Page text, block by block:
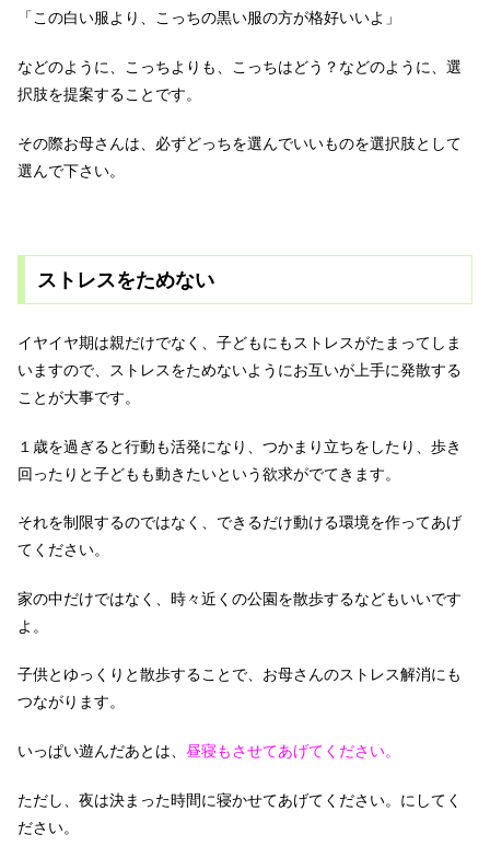
「この白い服より、こっちの黒い服の方が格好いいよ」
などのように、こっちよりも、こっちはどう？などのように、選
択肢を提案することです。
その際お母さんは、必ずどっちを選んでいいものを選択肢として
選んで下さい。
ストレスをためない
イヤイヤ期は親だけでなく、子どもにもストレスがたまってしま
いますので、ストレスをためないようにお互いが上手に発散する
ことが大事です。
１歳を過ぎると行動も活発になり、つかまり立ちをしたり、歩き
回ったりと子どもも動きたいという欲求がでてきます。
それを制限するのではなく、できるだけ動ける環境を作ってあげ
てください。
家の中だけではなく、時々近くの公園を散歩するなどもいいです
よ。
子供とゆっくりと散歩することで、お母さんのストレス解消にも
つながります。
いっぱい遊んだあとは、 昼寝もさせてあげてください。
ただし、夜は決まった時間に寝かせてあげてください。にしてく
ださい。